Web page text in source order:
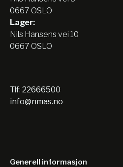
0667 OSLO
Lager:
Nils Hansens vei 10
0667 OSLO
Tlf: 22666500
info@nmas.no
Generell informasjon